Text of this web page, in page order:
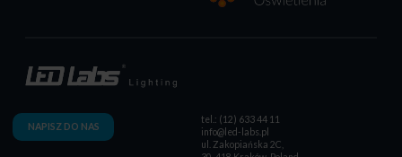
NAPISZ DO NAS
tel.: (12) 633 44 11
info@led-labs.pl
ul. Zakopiańska 2C,